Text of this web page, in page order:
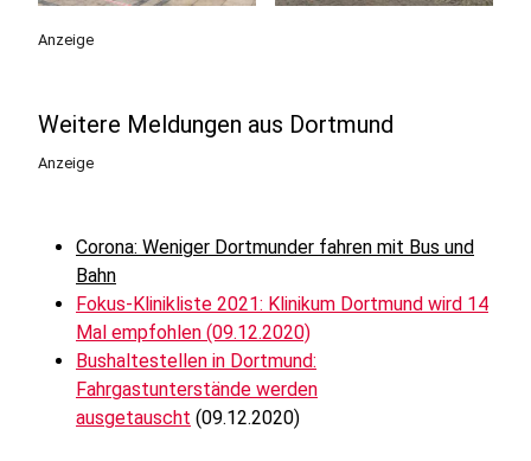
Anzeige
Weitere Meldungen aus Dortmund
Anzeige
Corona: Weniger Dortmunder fahren mit Bus und
Bahn
Fokus-Klinikliste 2021: Klinikum Dortmund wird 14
Mal empfohlen (09.12.2020)
Bushaltestellen in Dortmund:
Fahrgastunterstände werden
ausgetauscht (09.12.2020)